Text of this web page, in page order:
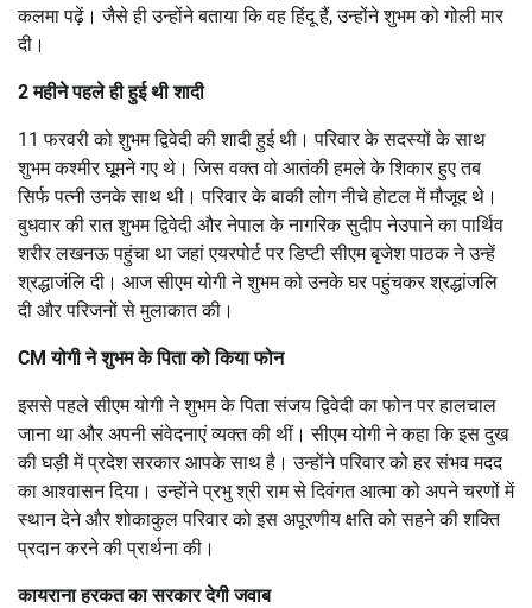
कलमा पढ़ें। जैसे ही उन्होंने बताया कि वह हिंदू हैं, उन्होंने शुभम को गोली मार
दी।
2 महीने पहले ही हुई थी शादी
11 फरवरी को शुभम द्विवेदी की शादी हुई थी। परिवार के सदस्यों के साथ
शुभम कश्मीर घूमने गए थे। जिस वक्त वो आतंकी हमले के शिकार हुए तब
सिर्फ पत्नी उनके साथ थी। परिवार के बाकी लोग नीचे होटल में मौजूद थे।
बुधवार की रात शुभम द्विवेदी और नेपाल के नागरिक सुदीप नेउपाने का पार्थिव
शरीर लखनऊ पहुंचा था जहां एयरपोर्ट पर डिप्टी सीएम बृजेश पाठक ने उन्हें
श्रद्धाजंलि दी। आज सीएम योगी ने शुभम को उनके घर पहुंचकर श्रद्धांजलि
दी और परिजनों से मुलाकात की।
CM योगी ने शुभम के पिता को किया फोन
इससे पहले सीएम योगी ने शुभम के पिता संजय द्विवेदी का फोन पर हालचाल
जाना था और अपनी संवेदनाएं व्यक्त की थीं। सीएम योगी ने कहा कि इस दुख
की घड़ी में प्रदेश सरकार आपके साथ है। उन्होंने परिवार को हर संभव मदद
का आश्वासन दिया। उन्होंने प्रभु श्री राम से दिवंगत आत्मा को अपने चरणों में
स्थान देने और शोकाकुल परिवार को इस अपूरणीय क्षति को सहने की शक्ति
प्रदान करने की प्रार्थना की।
कायराना हरकत का सरकार देगी जवाब